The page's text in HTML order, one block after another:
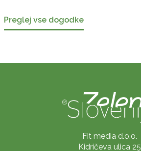
Preglej vse dogodke
Fit media d.o.o.
Kidričeva ulica 25